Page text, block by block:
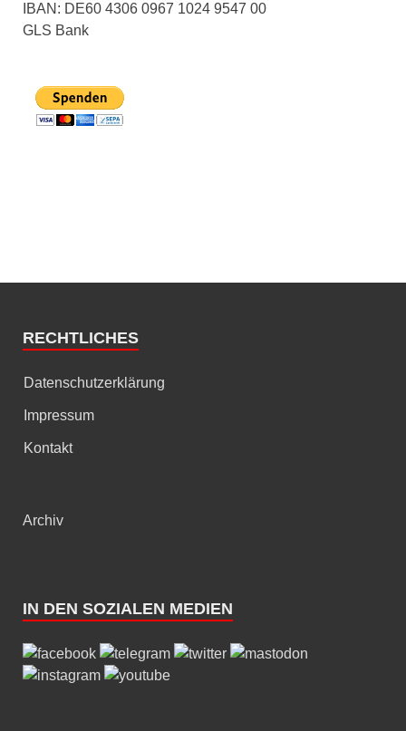
IBAN: DE60 4306 0967 1024 9547 00
GLS Bank
RECHTLICHES
Datenschutzerklärung
Impressum
Kontakt
Archiv
IN DEN SOZIALEN MEDIEN